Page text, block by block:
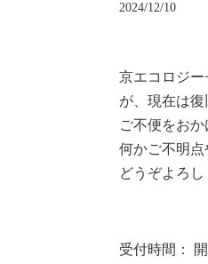
2024/12/10
京エコロジ
が、現在は
ご不便をお
何かご不明点
どうぞよろし
受付時間：